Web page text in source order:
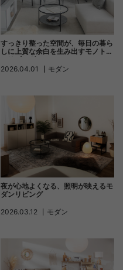
すっきり整った空間が、毎日の暮ら
しに上質な余白を生み出すモノトー
ンリビング
2026.04.01
モダン
夜が心地よくなる、照明が映えるモ
ダンリビング
2026.03.12
モダン